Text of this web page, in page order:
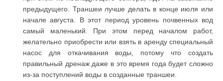
предыдущего. Траншеи лучше делать в конце июля или
начале августа. В этот период уровень почвенных вод
самый маленький. При этом перед началом работ,
желательно приобрести или взять в аренду специальный
насос для откачивания воды, потому что создать
правильный дренаж даже в это время года будет сложно
из-за поступлений воды в созданные траншеи.